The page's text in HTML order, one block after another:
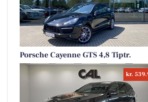
Porsche Cayenne GTS 4,8 Tiptr.
kr.